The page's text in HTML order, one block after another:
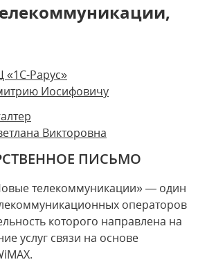
«1С-Рарус»
Иосифовичу
Викторовна
ПИСЬМО
телекоммуникации» — один
операторов
которого направлена на
услуг связи на основе